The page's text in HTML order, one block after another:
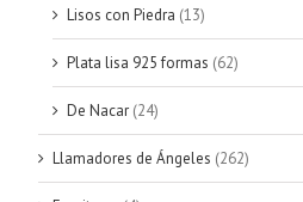
Lisos con Piedra (13)
Plata lisa 925 formas (62)
De Nacar (24)
Llamadores de Ángeles (262)